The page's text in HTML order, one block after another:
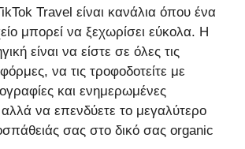
Travel είναι κανάλια όπου ένα
μπορεί να ξεχωρίσει εύκολα. Η
είναι να είστε σε όλες τις
να τις τροφοδοτείτε με
και ενημερωμένες
να επενδύετε το μεγαλύτερο
σας στο δικό σας organic